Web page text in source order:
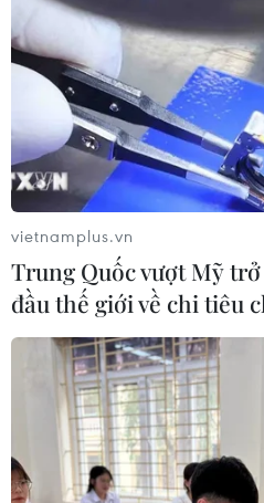
nhân dân gửi đến
20/05/2020 04:20
Cử tri và nhân dân tin tưởng,
của Đảng, Nhà nước cùng
hệ thống chính trị, các
trong công tác phòng, chống
vietnamplus.vn
Trung Quốc vượt Mỹ
đầu thế giới về chi tiêu